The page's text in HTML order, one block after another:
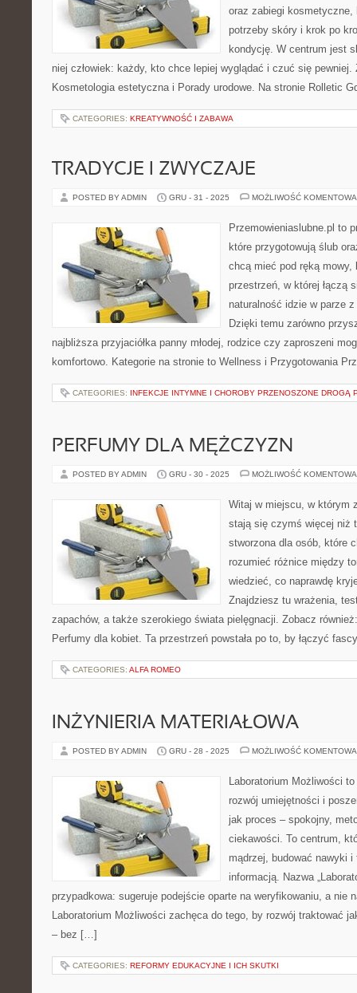
oraz zabiegi kosmetyczne,
potrzeby skóry i krok po
kondycję. W centrum jest
niej człowiek: każdy, kto chce lepiej wyglądać i czuć się pewniej.
Kosmetologia estetyczna i Porady urodowe. Na stronie Rolletic
CATEGORIES: KREATYWNOŚĆ I ZABAWA
TRADYCJE I ZWYCZAJE
POSTED BY ADMIN GRU - 31 - 2025 MOŻLIWOŚĆ
Przemowieniaslubne.pl to
które przygotowują ślub
chcą mieć pod ręką mowy,
przestrzeń, w której łączą
naturalność idzie w parze
Dzięki temu zarówno
najbliższa przyjaciółka panny młodej, rodzice czy zaproszeni
komfortowo. Kategorie na stronie to Wellness i Przygotowania
CATEGORIES: INFEKCJE INTYMNE I CHOROBY PRZENOSZONE DROGĄ
PERFUMY DLA MĘŻCZYZN
POSTED BY ADMIN GRU - 30 - 2025 MOŻLIWOŚĆ
Witaj w miejscu, w którym
stają się czymś więcej niż
stworzona dla osób, które
rozumieć różnice między
wiedzieć, co naprawdę
Znajdziesz tu wrażenia,
zapachów, a także szerokiego świata pielęgnacji. Zobacz
Perfumy dla kobiet. Ta przestrzeń powstała po to, by łączyć
CATEGORIES: ALFA ROMEO
INŻYNIERIA MATERIAŁOWA
POSTED BY ADMIN GRU - 28 - 2025 MOŻLIWOŚĆ
Laboratorium Możliwości
rozwój umiejętności i
jak proces – spokojny,
ciekawości. To centrum,
mądrzej, budować nawyki
informacją. Nazwa
przypadkowa: sugeruje podejście oparte na weryfikowaniu, a nie
Laboratorium Możliwości zachęca do tego, by rozwój traktować
– bez […]
CATEGORIES: REFORMY EDUKACYJNE I ICH SKUTKI